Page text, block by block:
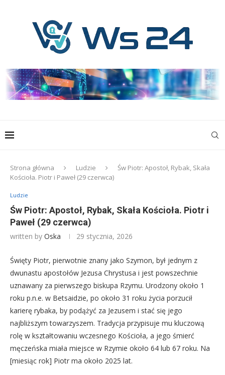
Strona główna Ludzie
Św Piotr: Apostoł, Rybak, Skała
Kościoła. Piotr i Paweł (29 czerwca)
Ludzie
Św Piotr: Apostoł, Rybak, Skała Kościoła. Piotr i
Paweł (29 czerwca)
written by Oska 29 stycznia, 2026
Święty Piotr, pierwotnie znany jako Szymon, był jednym z
dwunastu apostołów Jezusa Chrystusa i jest powszechnie
uznawany za pierwszego biskupa Rzymu. Urodzony około 1
roku p.n.e. w Betsaidzie, po około 31 roku życia porzucił
karierę rybaka, by podążyć za Jezusem i stać się jego
najbliższym towarzyszem. Tradycja przypisuje mu kluczową
rolę w kształtowaniu wczesnego Kościoła, a jego śmierć
męczeńska miała miejsce w Rzymie około 64 lub 67 roku. Na
[miesiąc rok] Piotr ma około 2025 lat.